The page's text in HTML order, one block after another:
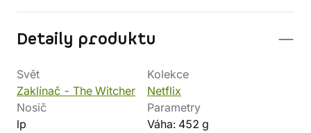
Detaily produktu
Svět
Zaklínač - The Witcher
Kolekce
Netflix
Nosič
lp
Parametry
Váha: 452 g